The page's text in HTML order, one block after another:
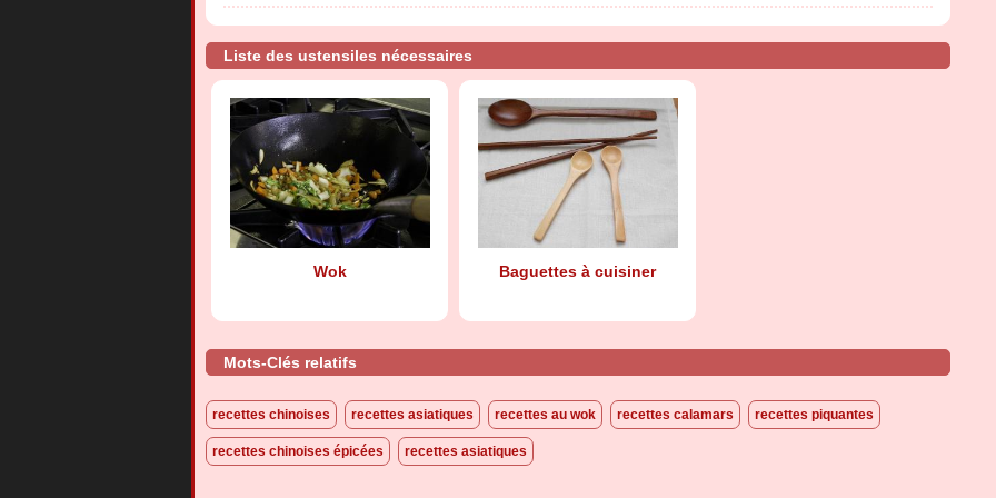
Liste des ustensiles nécessaires
Wok Baguettes à cuisiner
Mots-Clés relatifs
recettes chinoises recettes asiatiques recettes au wok recettes calamars recettes piquantes
recettes chinoises épicées recettes asiatiques